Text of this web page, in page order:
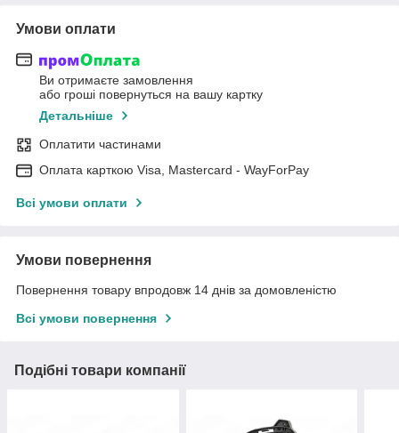
Умови оплати
Ви отримаєте замовлення
або гроші повернуться на вашу картку
Детальніше
Оплатити частинами
Оплата карткою Visa, Mastercard - WayForPay
Всі умови оплати
Умови повернення
Повернення товару впродовж 14 днів за домовленістю
Всі умови повернення
Подібні товари компанії